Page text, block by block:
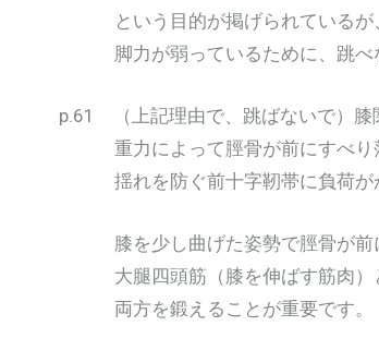
という目的が掲げられているが、
脚力が弱っているために、跳べな
p.61 （上記理由で、跳ばないで）膝
重力によって脛骨が前にすべり
揺れを防ぐ前十字靭帯に負荷が
膝を少し曲げた姿勢で脛骨が前
大腿四頭筋（膝を伸ばす筋肉）と
両方を鍛えることが重要です。